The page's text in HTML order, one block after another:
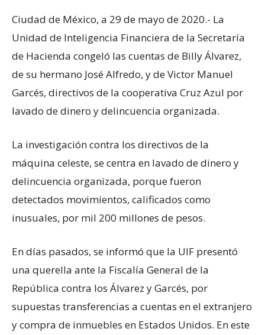
Ciudad de México, a 29 de mayo de 2020.- La
Unidad de Inteligencia Financiera de la Secretaría
de Hacienda congeló las cuentas de Billy Álvarez,
de su hermano José Alfredo, y de Victor Manuel
Garcés, directivos de la cooperativa Cruz Azul por
lavado de dinero y delincuencia organizada.
La investigación contra los directivos de la
máquina celeste, se centra en lavado de dinero y
delincuencia organizada, porque fueron
detectados movimientos, calificados como
inusuales, por mil 200 millones de pesos.
En días pasados, se informó que la UIF presentó
una querella ante la Fiscalía General de la
República contra los Álvarez y Garcés, por
supuestas transferencias a cuentas en el extranjero
y compra de inmuebles en Estados Unidos. En este